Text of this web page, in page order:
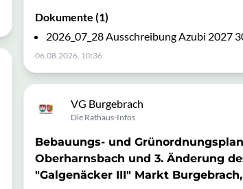
Dokumente (1)
2026_07_28 Ausschreibung Azubi 2027
06.08.2026, 10:36
VG Burgebrach
Die Rathaus-Infos
Bebauungs- und
Oberharnsbach und 3. Änderung
"Galgenäcker III" Markt